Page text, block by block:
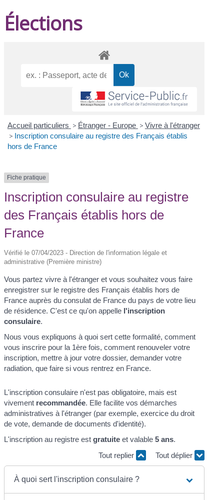
Élections
Accueil particuliers > Étranger - Europe > Vivre à l'étranger
> Inscription consulaire au registre des Français établis
hors de France
Fiche pratique
Inscription consulaire au registre
des Français établis hors de
France
Vérifié le 07/04/2023 - Direction de l'information légale et
administrative (Première ministre)
Vous partez vivre à l'étranger et vous souhaitez vous faire
enregistrer sur le registre des Français établis hors de
France auprès du consulat de France du pays de votre lieu
de résidence. C'est ce qu'on appelle l'inscription
consulaire.
Nous vous expliquons à quoi sert cette formalité, comment
vous inscrire pour la 1ère fois, comment renouveler votre
inscription, mettre à jour votre dossier, demander votre
radiation, que faire si vous rentrez en France.
L'inscription consulaire n'est pas obligatoire, mais est
vivement recommandée. Elle facilite vos démarches
administratives à l'étranger (par exemple, exercice du droit
de vote, demande de documents d'identité).
L'inscription au registre estgratuite et valable5 ans.
Tout replier
Tout déplier
À quoi sert l'inscription consulaire ?